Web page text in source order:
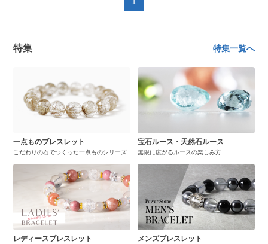
特集 特集一覧へ
一点ものブレスレット
こだわりの石でつくった一点ものシリーズ
宝石ルース・天然石ルース
無限に広がるルースの楽しみ方
レディースブレスレット メンズブレスレット